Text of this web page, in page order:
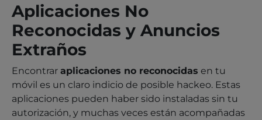
Aplicaciones No
Reconocidas y Anuncios
Extraños
Encontrar aplicaciones no reconocidas en tu
móvil es un claro indicio de posible hackeo. Estas
aplicaciones pueden haber sido instaladas sin tu
autorización, y muchas veces están acompañadas